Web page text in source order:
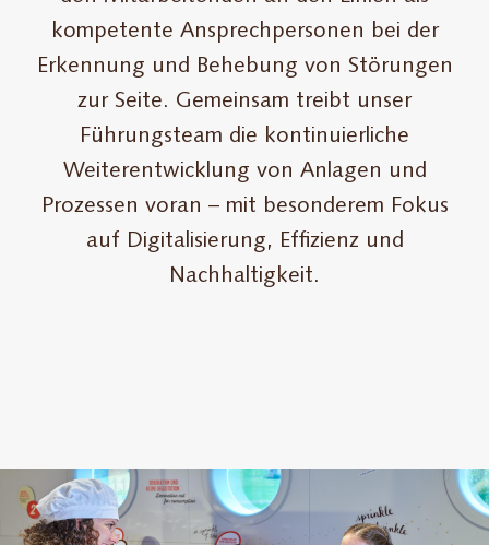
kompetente Ansprechpersonen bei der
Erkennung und Behebung von Störungen
zur Seite. Gemeinsam treibt unser
Führungsteam die kontinuierliche
Weiterentwicklung von Anlagen und
Prozessen voran – mit besonderem Fokus
auf Digitalisierung, Effizienz und
Nachhaltigkeit.